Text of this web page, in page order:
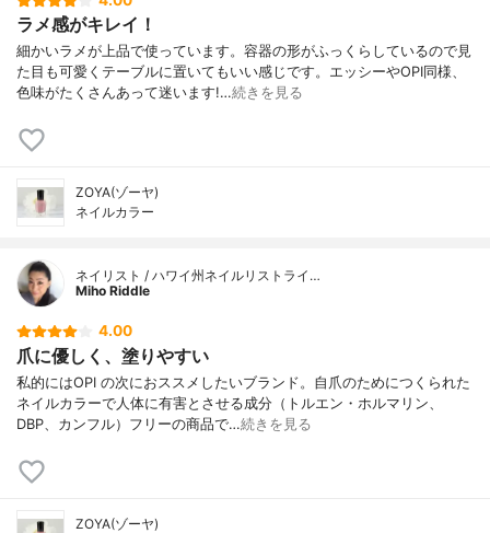
ラメ感がキレイ！
細かいラメが上品で使っています。容器の形がふっくらしているので見
た目も可愛くテーブルに置いてもいい感じです。エッシーやOPI同様、
色味がたくさんあって迷います!…続きを見る
ZOYA(ゾーヤ)
ネイルカラー
ネイリスト / ハワイ州ネイルリストライ…
Miho Riddle
4.00
爪に優しく、塗りやすい
私的にはOPI の次におススメしたいブランド。自爪のためにつくられた
ネイルカラーで人体に有害とさせる成分（トルエン・ホルマリン、
DBP、カンフル）フリーの商品で…続きを見る
ZOYA(ゾーヤ)